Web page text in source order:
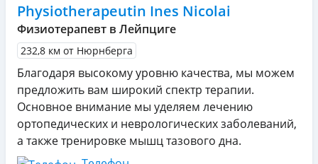
Physiotherapeutin Ines Nicolai
Физиотерапевт в Лейпциге
232,8 км от Нюрнберга
Благодаря высокому уровню качества, мы можем
предложить вам широкий спектр терапии.
Основное внимание мы уделяем лечению
ортопедических и неврологических заболеваний,
а также тренировке мышц тазового дна.